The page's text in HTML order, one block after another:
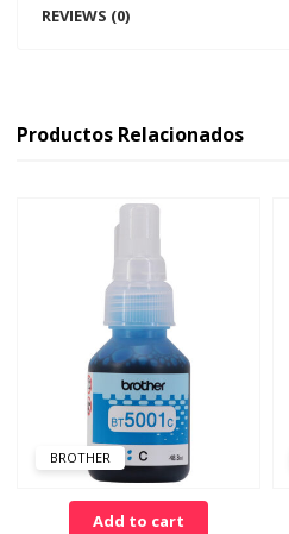
REVIEWS (0)
Productos Relacionados
BROTHER
Add to cart